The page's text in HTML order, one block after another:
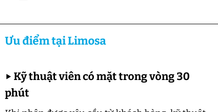
Ưu điểm tại Limosa
▶Kỹ thuật viên có mặt trong vòng 30
phút